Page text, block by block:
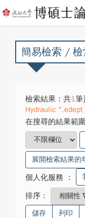
簡易檢索 / 檢
檢索結果：共1筆
Hydraulic ".edept
在搜尋的結果範
展開檢索結果的
個人化服務 ：
排序：
儲存 列印